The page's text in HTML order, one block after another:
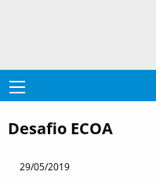
Desafio ECOA
29/05/2019